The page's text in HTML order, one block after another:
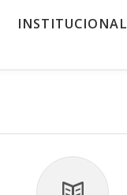
INSTITUCIONAL